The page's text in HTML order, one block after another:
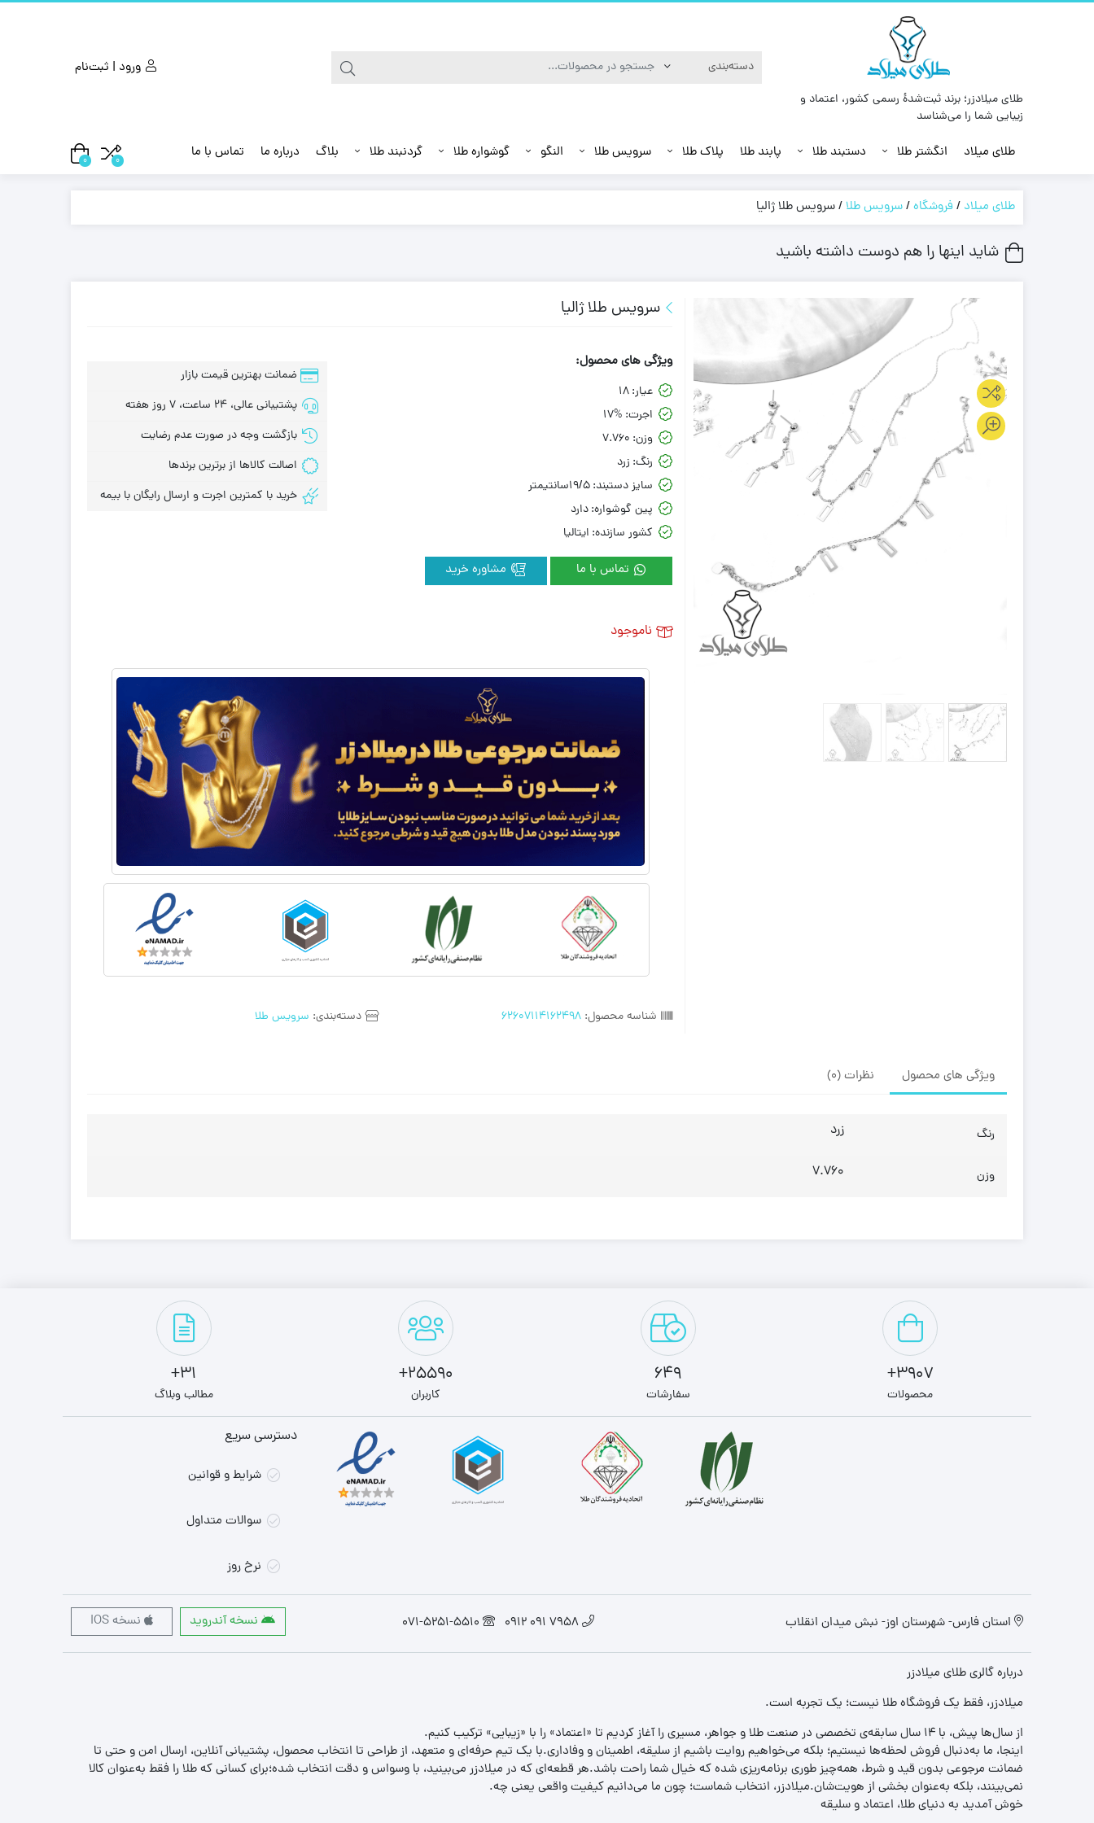
طلای میلادزر؛ برند ثبت‌شدهٔ رسمی کشور، اعتماد و
زیبایی شما را می‌شناسد
ورود | ثبت‌نام
طلای میلاد انگشتر طلا دستبند طلا پابند طلا پلاک طلا سرویس طلا النگو گوشواره طلا گردنبند طلا بلاگ درباره ما تماس با ما 0
0
طلای میلاد /فروشگاه/سرویس طلا/سرویس طلا ژالیا
شاید اینها را هم دوست داشته باشید
سرویس طلا ژالیا
شناسه محصول:62607114162498 دسته‌بندی: سرویس طلا
ویژگی های محصول:
عیار: 18
اجرت: 17%
وزن: 7.760
رنگ: زرد
سایز دستبند: 19/5سانتیمتر
پین گوشواره: دارد
کشور سازنده: ایتالیا
تماس با ما
ضمانت بهترین قیمت بازار
پشتیبانی عالی، 24 ساعت، 7 روز هفته
بازگشت وجه در صورت عدم رضایت
اصالت کالاها از برترین برندها
خرید با کمترین اجرت و ارسال رایگان با بیمه
ناموجود
ویژگی های محصول نظرات (0)
رنگ زرد
وزن 7.760
3907+
محصولات
649
سفارشات
25590+
کاربران
31+
مطالب وبلاگ
دسترسی سریع
شرایط و قوانین
سوالات متداول
نرخ روز
استان فارس- شهرستان اوز- نبش میدان انقلاب 7958 091 0912
071-5251-5510 نسخه آندروید نسخه IOS
درباره گالری طلای میلادزر
میلادزر، فقط یک فروشگاه طلا نیست؛ یک تجربه‌ است.
از سال‌ها پیش، با ۱۴ سال سابقه‌ی تخصصی در صنعت طلا و جواهر، مسیری را آغاز کردیم تا «اعتماد» را با «زیبایی» ترکیب کنیم.
اینجا، ما به‌دنبال فروش لحظه‌ها نیستیم؛ بلکه می‌خواهیم روایت باشیم از سلیقه، اطمینان و وفاداری.با یک تیم حرفه‌ای و متعهد، از طراحی تا انتخاب محصول، پشتیبانی آنلاین، ارسال امن و حتی تا
ضمانت مرجوعی بدون قید و شرط، همه‌چیز طوری برنامه‌ریزی شده که خیال شما راحت باشد.هر قطعه‌ای که در میلادزر می‌بینید، با وسواس و دقت انتخاب شده؛برای کسانی که طلا را فقط به‌عنوان کالا
نمی‌بینند، بلکه به‌عنوان بخشی از هویت‌شان.میلادزر، انتخاب شماست؛ چون ما می‌دانیم کیفیت واقعی یعنی چه.
خوش آمدید به دنیای طلا، اعتماد و سلیقه